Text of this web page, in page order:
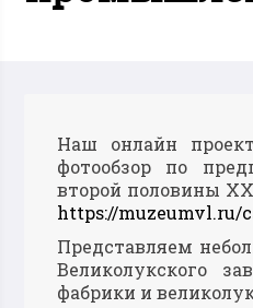
Наш онлайн
фотообзор по
второй половины
https://
Представляем
Великолукского
фабрики и